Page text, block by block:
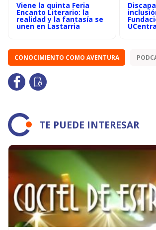
Viene la quinta Feria
Encanto Literario: la
realidad y la fantasía se
unen en Lastarria
CONOCIMIENTO COMO AVENTURA
TE PUEDE INTERESAR